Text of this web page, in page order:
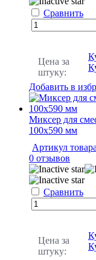
Сравнить
Цена за
штуку:
Добавить в
Миксер для
100х590 мм
Артикул товара
0 отзывов
Сравнить
Цена за
штуку: